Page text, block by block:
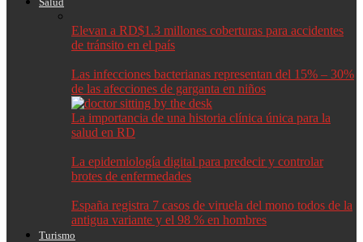
Elevan a RD$1.3 millones coberturas para accidentes
de tránsito en el país
Las infecciones bacterianas representan del 15% – 30%
de las afecciones de garganta en niños
La importancia de una historia clínica única para la
salud en RD
La epidemiología digital para predecir y controlar
brotes de enfermedades
España registra 7 casos de viruela del mono todos de la
antigua variante y el 98 % en hombres
Turismo